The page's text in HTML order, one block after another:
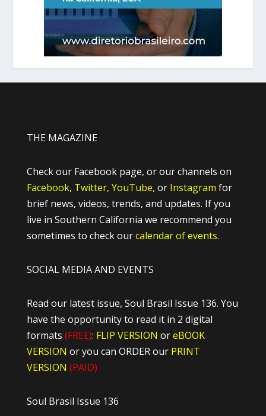
THE MAGAZINE
Check our Facebook page, or our channels on
Facebook, Twitter, YouTube, or Instagram for
brief news, videos, trends, and updates. If you
live in Southern California we recommend you
sometimes to check ourcalendar of events.
SOCIAL MEDIA AND EVENTS
Read our latest issue, Soul Brasil Issue 136. You
have the opportunity to read it in 2 digital
formats (FREE): FLIP VERSION oreBOOK
VERSION or you can ORDER our PRINT
VERSION (PAID)
Soul Brasil Issue 136